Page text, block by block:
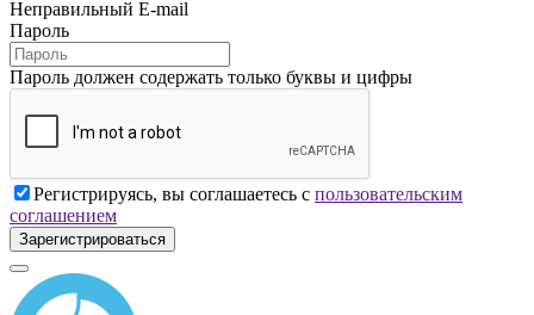
Неправильный E-mail
Пароль
Пароль должен содержать только буквы и цифры
Регистрируясь, вы соглашаетесь с пользовательским
соглашением
Зарегистрироваться